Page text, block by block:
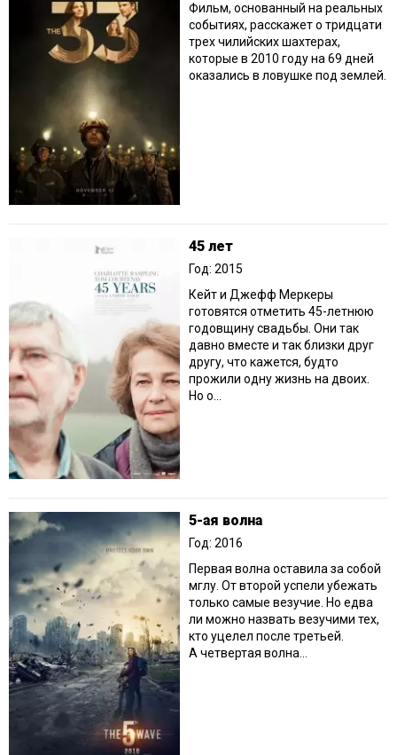
Фильм, основанный на реальных
событиях, расскажет о тридцати
трех чилийских шахтерах,
которые в 2010 году на 69 дней
оказались в ловушке под землей.
45 лет
Год: 2015
Кейт и Джефф Меркеры
готовятся отметить 45-летнюю
годовщину свадьбы. Они так
давно вместе и так близки друг
другу, что кажется, будто
прожили одну жизнь на двоих.
Но о...
5-ая волна
Год: 2016
Первая волна оставила за собой
мглу. От второй успели убежать
только самые везучие. Но едва
ли можно назвать везучими тех,
кто уцелел после третьей.
А четвертая волна...